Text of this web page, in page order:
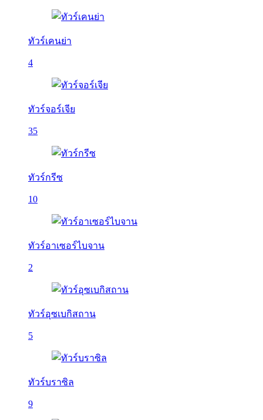
ทัวร์เคนย่า
4
ทัวร์จอร์เจีย
35
ทัวร์กรีซ
10
ทัวร์อาเซอร์ไบจาน
2
ทัวร์อุซเบกิสถาน
5
ทัวร์บราซิล
9